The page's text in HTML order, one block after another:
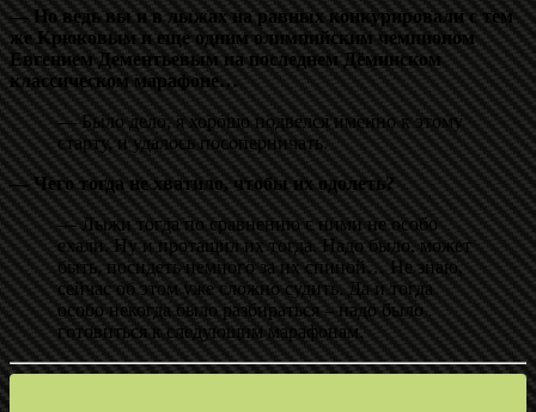
— Но ведь вы и в лыжах на равных конкурировали с тем
же Крюковым и еще одним олимпийским чемпионом
Евгением Дементьевым на последнем Дёминском
классическом марафоне…
— Было дело, я хорошо подвелся именно к этому
старту, и удалось посоперничать.
— Чего тогда не хватило, чтобы их одолеть?
— Лыжи тогда по сравнению с ними не особо
ехали. Ну и протащил их тогда. Надо было, может
быть, посидеть немного за их спиной… Не знаю,
сейчас об этом уже сложно судить. Да и тогда
особо некогда было разбираться – надо было
готовиться к следующим марафонам.